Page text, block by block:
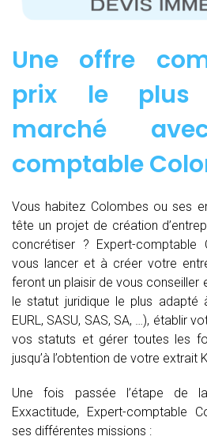
Une offre
prix le plus
marché
comptable
Vous habitez Colombes ou ses
tête un projet de création
concrétiser ? Expert-
vous lancer et à créer votre
feront un plaisir de vous conseiller
le statut juridique le plus adapté
EURL, SASU, SAS, SA, …), établir
vos statuts et gérer toutes les
jusqu’à l’obtention de votre extrait
Une fois passée l’étape de la
Exxactitude, Expert-comptable
ses différentes missions :